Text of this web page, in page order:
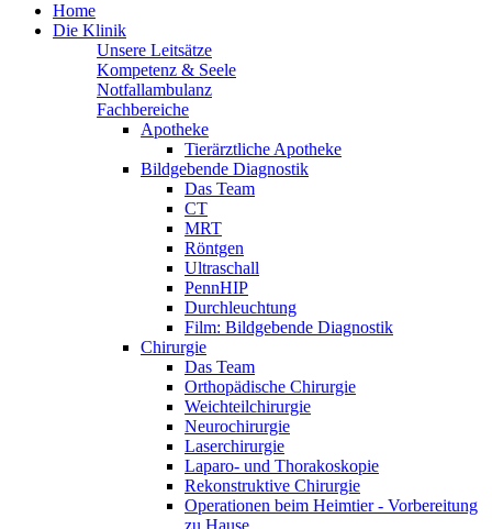
Home
Die Klinik
Unsere Leitsätze
Kompetenz & Seele
Notfallambulanz
Fachbereiche
Apotheke
Tierärztliche Apotheke
Bildgebende Diagnostik
Das Team
CT
MRT
Röntgen
Ultraschall
PennHIP
Durchleuchtung
Film: Bildgebende Diagnostik
Chirurgie
Das Team
Orthopädische Chirurgie
Weichteilchirurgie
Neurochirurgie
Laserchirurgie
Laparo- und Thorakoskopie
Rekonstruktive Chirurgie
Operationen beim Heimtier - Vorbereitung
zu Hause